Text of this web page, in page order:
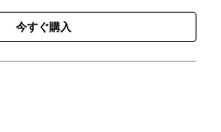
今すぐ購入